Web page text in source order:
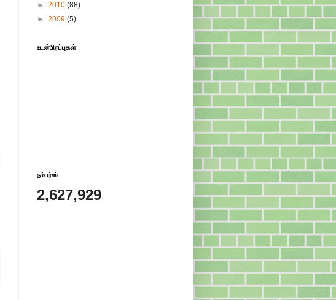
► 2010 (88)
► 2009 (5)
உடன்பிறப்புகள்
நம்பர்ஸ்
2,627,929